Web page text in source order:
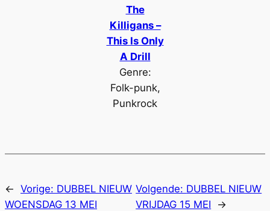
The
Killigans –
This Is Only
A Drill
Genre:
Folk-punk,
Punkrock
← Vorige: DUBBEL NIEUW
WOENSDAG 13 MEI
Volgende: DUBBEL NIEUW
VRIJDAG 15 MEI
→